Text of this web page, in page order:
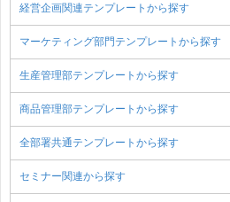
経営企画関連テンプレートから探す
マーケティング部門テンプレートから探す
生産管理部テンプレートから探す
商品管理部テンプレートから探す
全部署共通テンプレートから探す
セミナー関連から探す